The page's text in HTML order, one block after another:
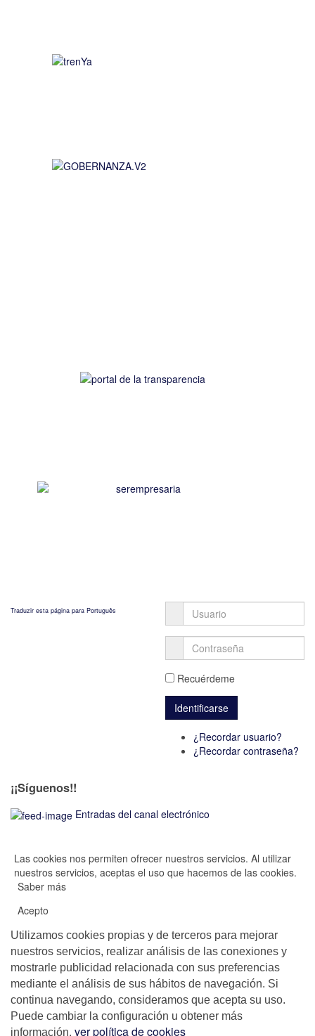
Traduzir esta página para Português
Recuérdeme
¿Recordar usuario?
¿Recordar contraseña?
¡¡Síguenos!!
Entradas del canal electrónico
Las cookies nos permiten ofrecer nuestros servicios. Al utilizar
nuestros servicios, aceptas el uso que hacemos de las cookies.
Saber más
Acepto
Utilizamos cookies propias y de terceros para mejorar
nuestros servicios, realizar análisis de las conexiones y
mostrarle publicidad relacionada con sus preferencias
mediante el análisis de sus hábitos de navegación. Si
continua navegando, consideramos que acepta su uso.
Puede cambiar la configuración u obtener más
información, ver política de cookies